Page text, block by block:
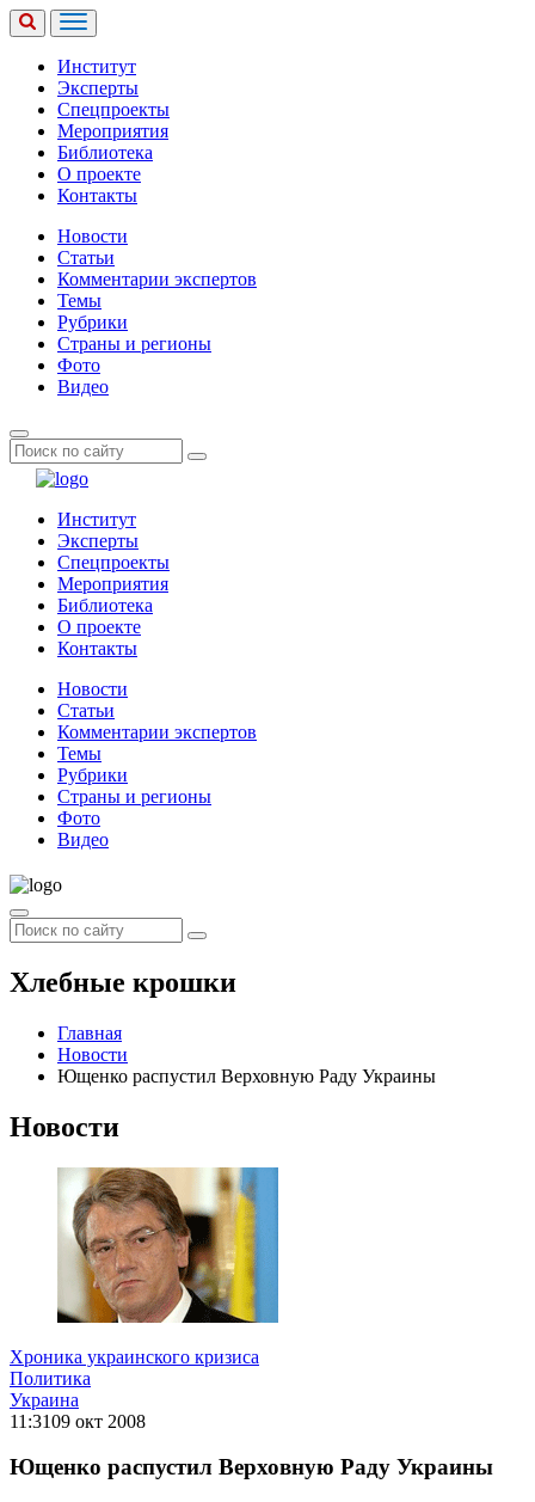
Институт
Эксперты
Спецпроекты
Мероприятия
Библиотека
О проекте
Контакты
Новости
Статьи
Комментарии экспертов
Темы
Рубрики
Страны и регионы
Фото
Видео
Институт
Эксперты
Спецпроекты
Мероприятия
Библиотека
О проекте
Контакты
Новости
Статьи
Комментарии экспертов
Темы
Рубрики
Страны и регионы
Фото
Видео
Хлебные крошки
Главная
Новости
Ющенко распустил Верховную Раду Украины
Новости
Хроника украинского кризиса
Политика
Украина
11:3109 окт 2008
Ющенко распустил Верховную Раду Украины